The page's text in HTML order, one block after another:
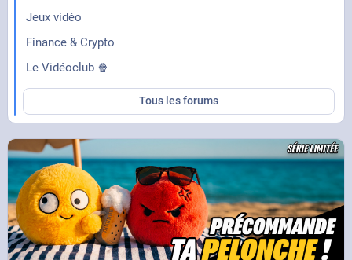
Jeux vidéo
Finance & Crypto
Le Vidéoclub 🍿
Tous les forums